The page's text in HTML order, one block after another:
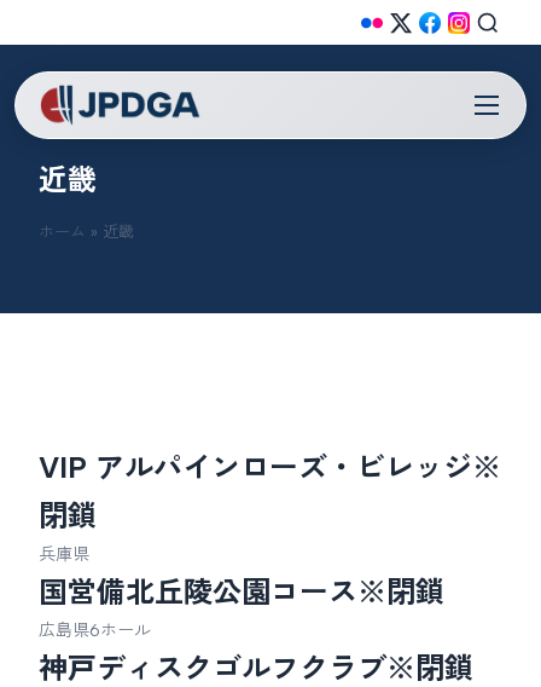
近畿
ホーム » 近畿
VIP アルパインローズ・ビレッジ※
閉鎖
兵庫県
国営備北丘陵公園コース※閉鎖
広島県6ホール
神戸ディスクゴルフクラブ※閉鎖